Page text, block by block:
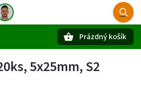
Prázdný košík
5x25mm, S2